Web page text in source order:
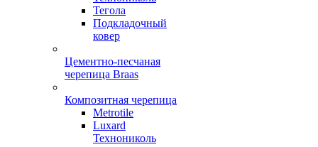
Тегола
Подкладочный
ковер
Цементно-песчаная
черепица Braas
Композитная черепица
Metrotile
Luxard
Технониколь